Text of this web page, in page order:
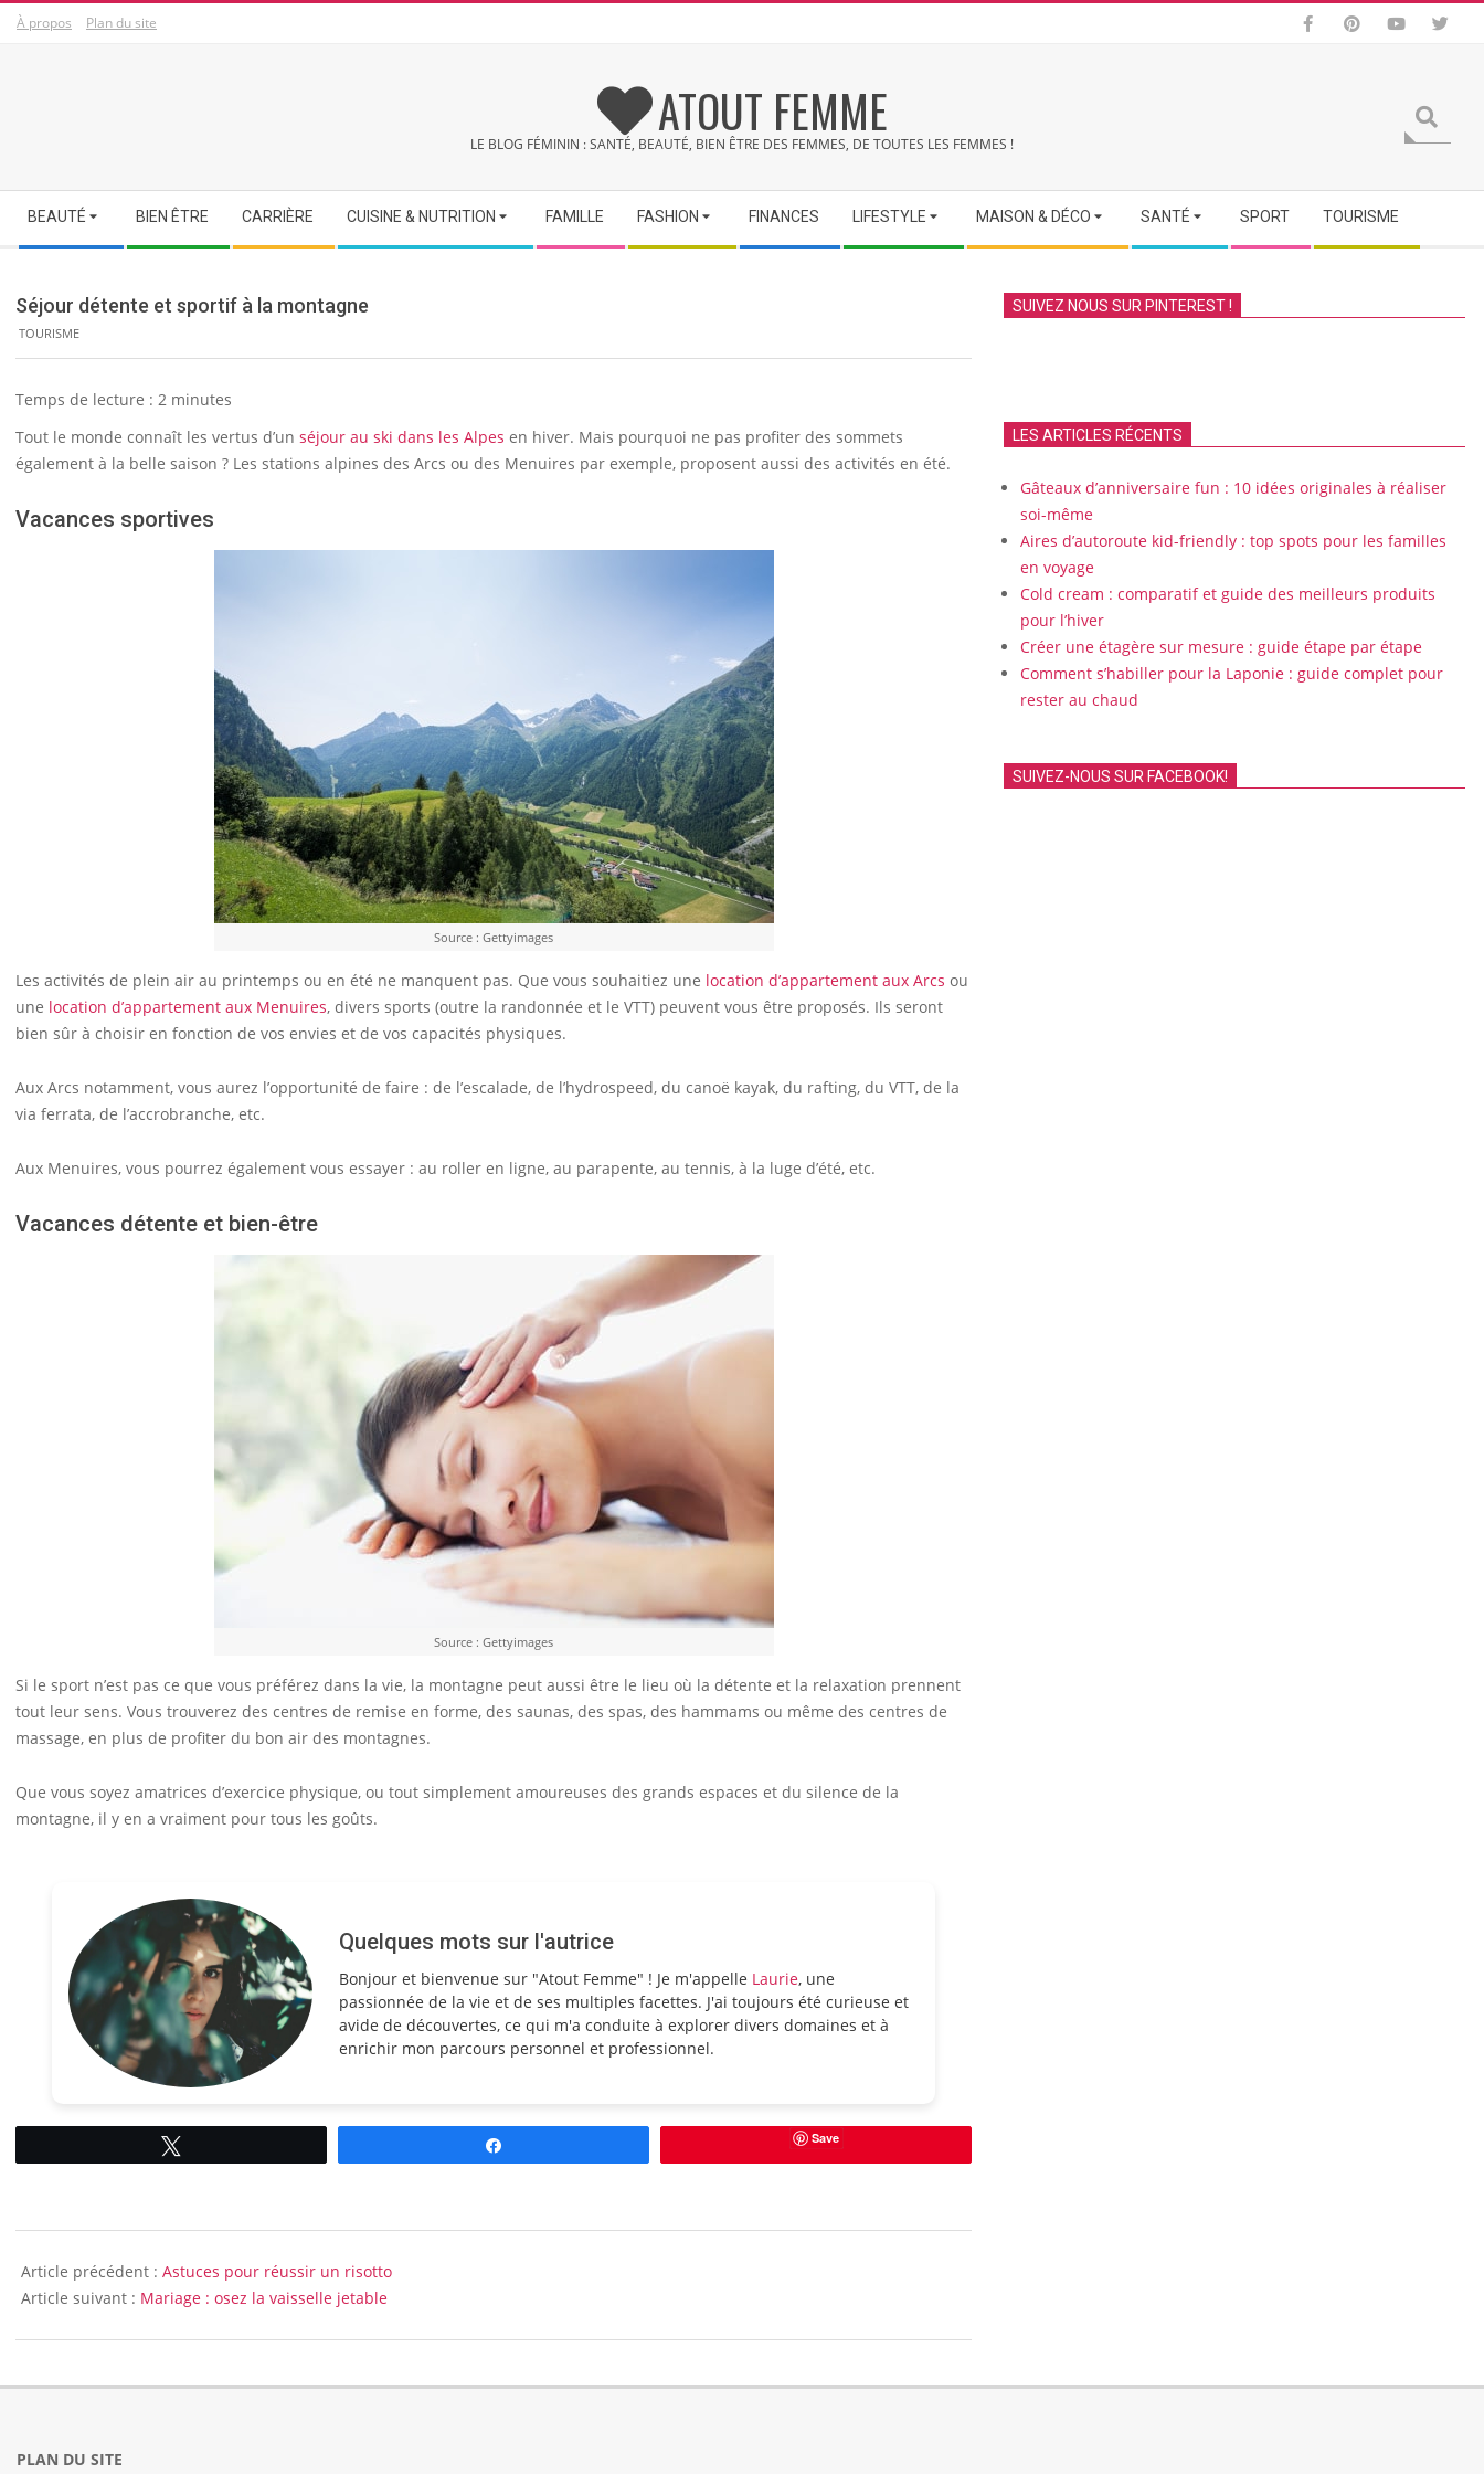
SkipÀ propos Plan du site
ATOUT FEMME
LE BLOG FÉMININ : SANTÉ, BEAUTÉ, BIEN ÊTRE DES FEMMES, DE TOUTES LES FEMMES !
Secondary
Navigation
Menu
BEAUTÉ BIEN ÊTRE CARRIÈRE CUISINE & NUTRITION FAMILLE FASHION FINANCES LIFESTYLE MAISON & DÉCO SANTÉ SPORT TOURISME
Séjour détente et sportif à la montagne
TOURISME
Temps de lecture : 2 minutes
Tout le monde connaît les vertus d’un séjour au ski dans les Alpes en hiver. Mais pourquoi ne pas profiter des sommets
également à la belle saison ? Les stations alpines des Arcs ou des Menuires par exemple, proposent aussi des activités en été.
Vacances sportives
Source : Gettyimages
Les activités de plein air au printemps ou en été ne manquent pas. Que vous souhaitiez une location d’appartement aux Arcs ou
une location d’appartement aux Menuires, divers sports (outre la randonnée et le VTT) peuvent vous être proposés. Ils seront
bien sûr à choisir en fonction de vos envies et de vos capacités physiques.
Aux Arcs notamment, vous aurez l’opportunité de faire : de l’escalade, de l’hydrospeed, du canoë kayak, du rafting, du VTT, de la
via ferrata, de l’accrobranche, etc.
Aux Menuires, vous pourrez également vous essayer : au roller en ligne, au parapente, au tennis, à la luge d’été, etc.
Vacances détente et bien-être
Source : Gettyimages
Si le sport n’est pas ce que vous préférez dans la vie, la montagne peut aussi être le lieu où la détente et la relaxation prennent
tout leur sens. Vous trouverez des centres de remise en forme, des saunas, des spas, des hammams ou même des centres de
massage, en plus de profiter du bon air des montagnes.
Que vous soyez amatrices d’exercice physique, ou tout simplement amoureuses des grands espaces et du silence de la
montagne, il y en a vraiment pour tous les goûts.
Quelques mots sur l'autrice
Bonjour et bienvenue sur "Atout Femme" ! Je m'appelle Laurie, une
passionnée de la vie et de ses multiples facettes. J'ai toujours été curieuse et
avide de découvertes, ce qui m'a conduite à explorer divers domaines et à
enrichir mon parcours personnel et professionnel.
Save
05-
20
Article précédent : Astuces pour réussir un risotto
Article suivant : Mariage : osez la vaisselle jetable
SUIVEZ NOUS SUR PINTEREST !
LES ARTICLES RÉCENTS
Gâteaux d’anniversaire fun : 10 idées originales à réaliser
soi-même
Aires d’autoroute kid-friendly : top spots pour les familles
en voyage
Cold cream : comparatif et guide des meilleurs produits
pour l’hiver
Créer une étagère sur mesure : guide étape par étape
Comment s’habiller pour la Laponie : guide complet pour
rester au chaud
SUIVEZ-NOUS SUR FACEBOOK!
PLAN DU SITE